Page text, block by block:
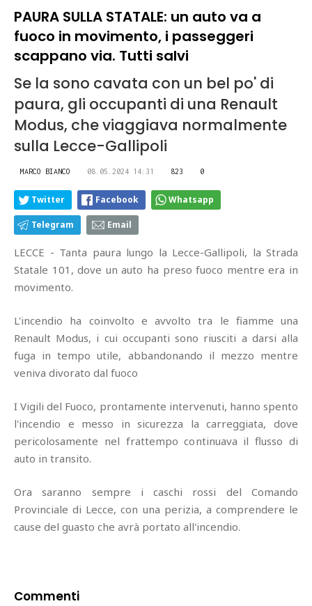
PAURA SULLA STATALE: un auto va a
fuoco in movimento, i passeggeri
scappano via. Tutti salvi
Se la sono cavata con un bel po' di
paura, gli occupanti di una Renault
Modus, che viaggiava normalmente
sulla Lecce-Gallipoli
MARCO BIANCO 08.05.2024 14:31 823 0
Twitter Facebook Whatsapp
Telegram Email
LECCE - Tanta paura lungo la Lecce-Gallipoli, la Strada
Statale 101, dove un auto ha preso fuoco mentre era in
movimento.
L'incendio ha coinvolto e avvolto tra le fiamme una
Renault Modus, i cui occupanti sono riusciti a darsi alla
fuga in tempo utile, abbandonando il mezzo mentre
veniva divorato dal fuoco
I Vigili del Fuoco, prontamente intervenuti, hanno spento
l'incendio e messo in sicurezza la carreggiata, dove
pericolosamente nel frattempo continuava il flusso di
auto in transito.
Ora saranno sempre i caschi rossi del Comando
Provinciale di Lecce, con una perizia, a comprendere le
cause del guasto che avrà portato all'incendio.
Commenti